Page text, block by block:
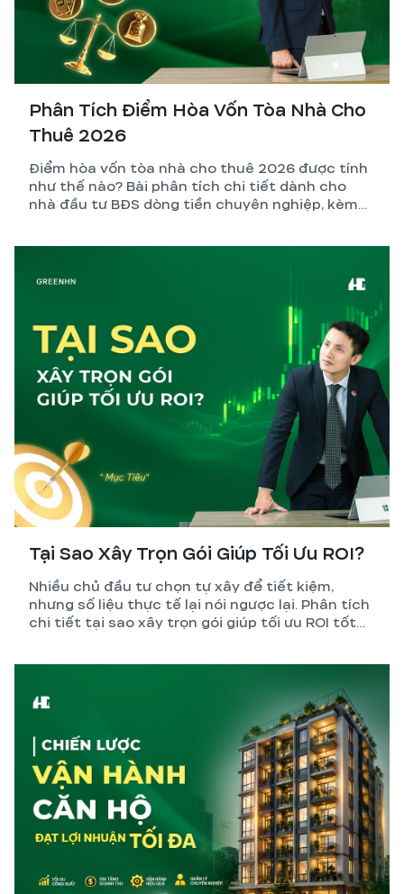
Phân Tích Điểm Hòa Vốn Tòa Nhà Cho
Thuê 2026
Điểm hòa vốn tòa nhà cho thuê 2026 được tính
như thế nào? Bài phân tích chi tiết dành cho
nhà đầu tư BĐS dòng tiền chuyên nghiệp, kèm
Tại Sao Xây Trọn Gói Giúp Tối Ưu ROI?
Nhiều chủ đầu tư chọn tự xây để tiết kiệm,
nhưng số liệu thực tế lại nói ngược lại. Phân tích
chi tiết tại sao xây trọn gói giúp tối ưu ROI tốt